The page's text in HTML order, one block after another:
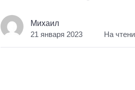
Михаил
21 января 2023 На